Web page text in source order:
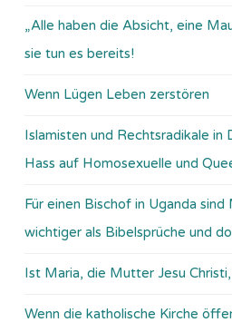
„Alle haben die Absicht, eine
sie tun es bereits!
Wenn Lügen Leben zerstören
Islamisten und Rechtsradikale in
Hass auf Homosexuelle und
Für einen Bischof in Uganda
wichtiger als Bibelsprüche und
Ist Maria, die Mutter Jesu
Wenn die katholische Kirche